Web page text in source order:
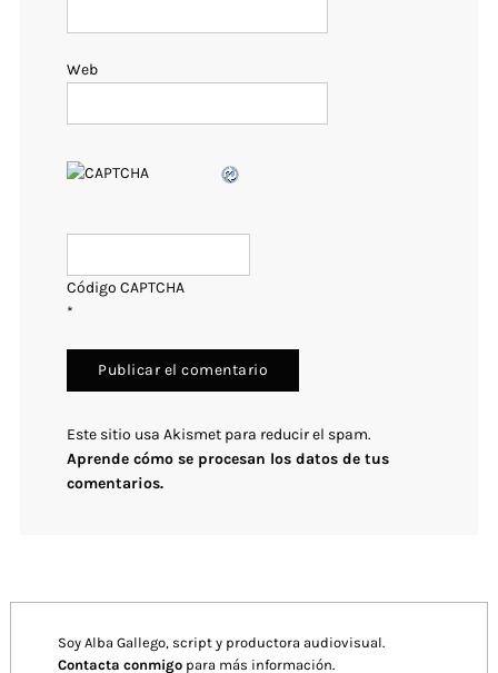
Web
Código CAPTCHA
*
Este sitio usa Akismet para reducir el spam.
Aprende cómo se procesan los datos de tus
comentarios.
Soy Alba Gallego, script y productora audiovisual.
Contacta conmigo para más información.